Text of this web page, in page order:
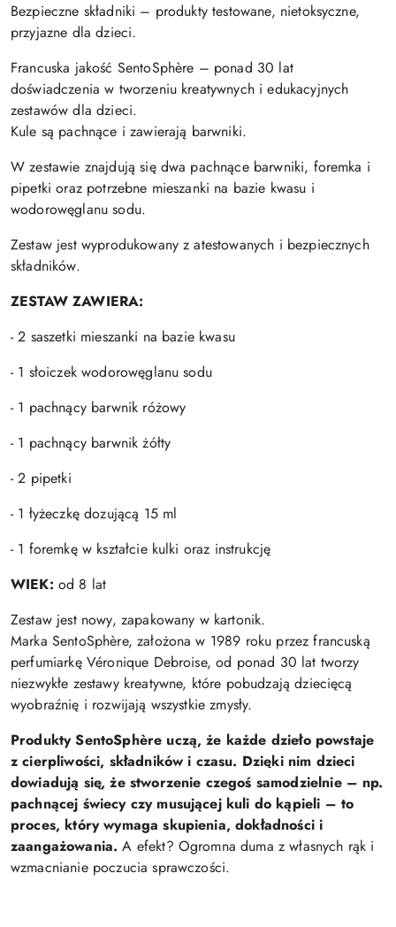
Bezpieczne składniki – produkty testowane, nietoksyczne,
przyjazne dla dzieci.
Francuska jakość SentoSphère – ponad 30 lat
doświadczenia w tworzeniu kreatywnych i edukacyjnych
zestawów dla dzieci.
Kule są pachnące i zawierają barwniki.
W zestawie znajdują się dwa pachnące barwniki, foremka i
pipetki oraz potrzebne mieszanki na bazie kwasu i
wodorowęglanu sodu.
Zestaw jest wyprodukowany z atestowanych i bezpiecznych
składników.
ZESTAW ZAWIERA:
- 2 saszetki mieszanki na bazie kwasu
- 1 słoiczek wodorowęglanu sodu
- 1 pachnący barwnik różowy
- 1 pachnący barwnik żółty
- 2 pipetki
- 1 łyżeczkę dozującą 15 ml
- 1 foremkę w kształcie kulki oraz instrukcję
WIEK: od 8 lat
Zestaw jest nowy, zapakowany w kartonik.
Marka SentoSphère, założona w 1989 roku przez francuską
perfumiarkę Véronique Debroise, od ponad 30 lat tworzy
niezwykłe zestawy kreatywne, które pobudzają dziecięcą
wyobraźnię i rozwijają wszystkie zmysły.
Produkty SentoSphère uczą, że każde dzieło powstaje
z cierpliwości, składników i czasu. Dzięki nim dzieci
dowiadują się, że stworzenie czegoś samodzielnie – np.
pachnącej świecy czy musującej kuli do kąpieli – to
proces, który wymaga skupienia, dokładności i
zaangażowania.A efekt? Ogromna duma z własnych rąk i
wzmacnianie poczucia sprawczości.